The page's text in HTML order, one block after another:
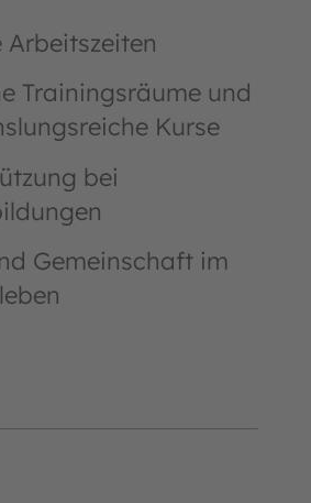
Arbeitszeiten
Trainingsräume und
Kurse
bei
Gemeinschaft im